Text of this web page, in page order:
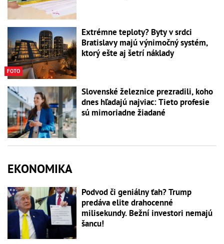
FOTO
Extrémne teploty? Byty v srdci
Bratislavy majú výnimočný systém,
ktorý ešte aj šetrí náklady
Slovenské železnice prezradili, koho
dnes hľadajú najviac: Tieto profesie
sú mimoriadne žiadané
EKONOMIKA
Podvod či geniálny ťah? Trump
predáva elite drahocenné
milisekundy. Bežní investori nemajú
šancu!